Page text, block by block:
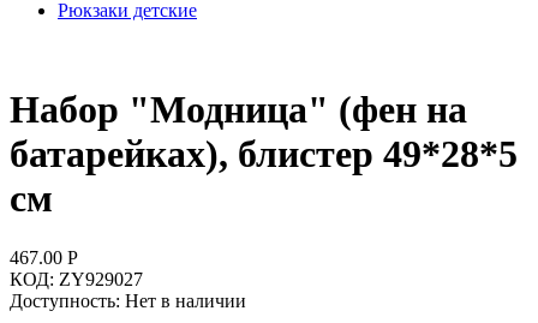
Рюкзаки детские
Набор "Модница" (фен на
батарейках), блистер 49*28*5
см
467.00 Р
КОД: ZY929027
Доступность: Нет в наличии